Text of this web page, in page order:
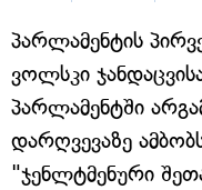
პარლამენტის
ვოლსკი
პარლამენტში
დარღვევაზე
"ჯენლტმენური